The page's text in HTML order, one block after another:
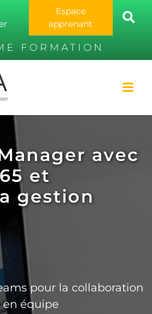
Espace
apprenant
FORMATION
avec
et
gestion
pour la collaboration
équipe